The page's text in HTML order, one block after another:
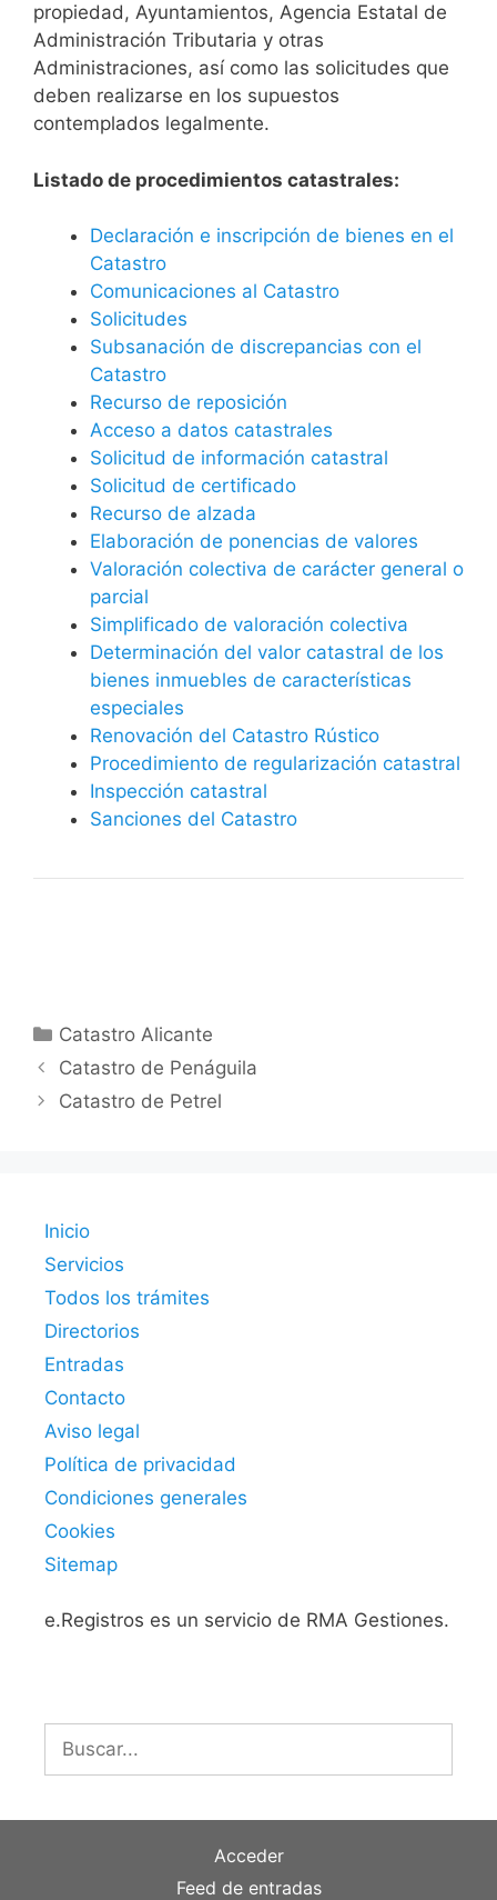
propiedad, Ayuntamientos, Agencia Estatal de
Administración Tributaria y otras
Administraciones, así como las solicitudes que
deben realizarse en los supuestos
contemplados legalmente.
Listado de procedimientos catastrales:
Declaración e inscripción de bienes en el
Catastro
Comunicaciones al Catastro
Solicitudes
Subsanación de discrepancias con el
Catastro
Recurso de reposición
Acceso a datos catastrales
Solicitud de información catastral
Solicitud de certificado
Recurso de alzada
Elaboración de ponencias de valores
Valoración colectiva de carácter general o
parcial
Simplificado de valoración colectiva
Determinación del valor catastral de los
bienes inmuebles de características
especiales
Renovación del Catastro Rústico
Procedimiento de regularización catastral
Inspección catastral
Sanciones del Catastro
Categorías
Catastro Alicante
Catastro de Penáguila
Catastro de Petrel
Inicio
Servicios
Todos los trámites
Directorios
Entradas
Contacto
Aviso legal
Política de privacidad
Condiciones generales
Cookies
Sitemap
e.Registros es un servicio de RMA Gestiones.
Acceder
Feed de entradas